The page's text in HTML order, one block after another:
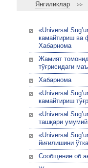
Янгиликлар >>
«Universal
камайтириш ва
Хабарнома
Жамият
тўғрисидаги
Хабарнома
«Universal
камайтириш
«Universal
ташқари умумий
«Universal
йиғилишини
Сообщение об